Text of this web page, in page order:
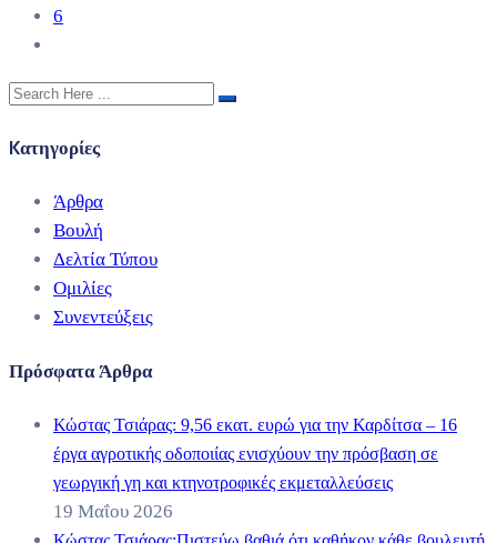
6
Kατηγορίες
Άρθρα
Βουλή
Δελτία Τύπου
Ομιλίες
Συνεντεύξεις
Πρόσφατα Άρθρα
Κώστας Τσιάρας: 9,56 εκατ. ευρώ για την Καρδίτσα – 16
έργα αγροτικής οδοποιίας ενισχύουν την πρόσβαση σε
γεωργική γη και κτηνοτροφικές εκμεταλλεύσεις
19 Μαΐου 2026